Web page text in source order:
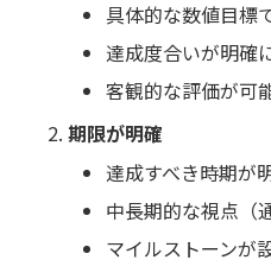
具体的な数値目標
達成度合いが明確
客観的な評価が可
期限が明確
達成すべき時期が
中長期的な視点（
マイルストーンが